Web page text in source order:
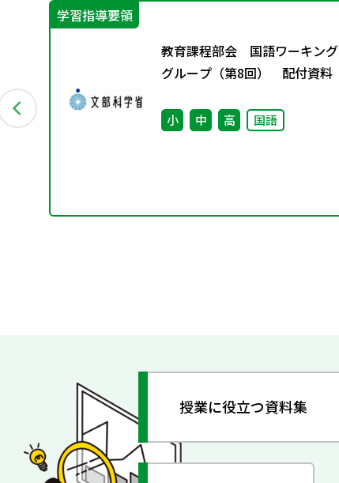
学習指導要領
教育課程部会 国語ワーキング
グループ（第8回） 配付資料
小 中 高 国語
授業に役立つ資料集